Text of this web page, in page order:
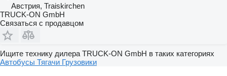
Австрия, Traiskirchen
TRUCK-ON GmbH
Связаться с продавцом
Ищите технику дилера TRUCK-ON GmbH в таких категориях
Автобусы Тягачи Грузовики